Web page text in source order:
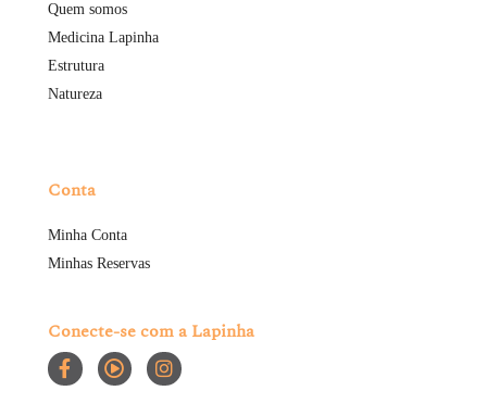
Quem somos
Medicina Lapinha
Estrutura
Natureza
Conta
Minha Conta
Minhas Reservas
Conecte-se com a Lapinha